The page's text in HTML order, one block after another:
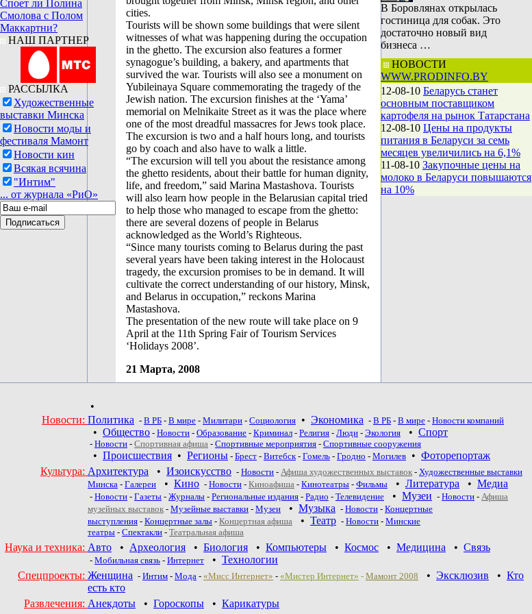
Споет ли Полина
Смолова с Полом
Маккартни?
НАШ ПАРТНЕР
РАССЫЛКА
Художественные
выставки Минска
Новости моды и
фестиваля Мамонт
Новости кин
Всякая всячина
"Интим"
... от журнала «РиО»
cities.
Tourists will be shown some buildings that were silent
witnesses of what was happening during the occupation
in the ghetto. The excursion also features a former
synagogue’s building, a bakery, and apartments that
survived the war. Tourists will also see a monument on
Yubileinaya Square commemorating the tragedy of the
Jewish nation. The excursion finishes at the ‘Yama’
memorial on Melnikaite Street as it was the place where
one of the most dreadful massacres for Jews took place.
The excursion is two and a half hours long, and tourists
go by coach and also have to walk a little.
“The excursion will tell you about the resistance among
the ghetto residents, about their battle for human dignity,
life, and freedom,” said Marina Mastashova. Tourists
will also learn how people in the Belarusian capital tried
to help those who managed to escape from the ghetto:
there are several dozens of people in Belarus
acknowledged as the World’s Righteous.
“Since many tourists coming to Belarus during the past
several years have been taking interest in the Holocaust
tragedy, the excursion promises to be in demand. It will
cultivate the correct understanding of our history, Minsk,
and Belarus in occupation,” reckons Marina
Mastashova.
The presentation of the new route will take place on 9
April at the 11th Spring Fair of Tourism Services
‘Holidays 2008’.
21 Марта, 2008
В Боровлянах открылась
гостиница для собак. Это
достаточно новый вид
бизнеса …
НОВОСТИ
WWW.PRODINFO.BY
12-08-10 Беларусь станет
основным поставщиком
картофеля на рынок Татарстана
12-08-10 Цены на продукты
питания в Беларуси за семь
месяцев увеличились на 6,1%
11-08-10 Закупочные цены на
молоко в Беларуси повышаются
на 10%
•
Новости: Политика - В РБ - В мире - Милитари - Социология • Экономика - В РБ - В мире - Новости компаний
• Общество - Новости - Образование - Криминал - Религия - Люди - Экология • Спорт
- Новости - Спортивная афиша - Спортивные мероприятия - Спортивные сооружения
• Происшествия • Регионы - Брест - Витебск- Гомель - Гродно - Могилев • Фоторепортаж
Культура: Архитектура • Изоискусство - Новости - Афиша художественных выставок - Художественные выставки
Минска - Галереи • Кино - Новости - Киноафиша - Кинотеатры - Фильмы • Литература • Медиа
- Новости - Газеты - Журналы - Региональные издания - Радио - Телевидение • Музеи - Новости - Афиша
музейных выставок - Музейные выставки - Музеи • Музыка - Новости - Концертные
выступления - Концертные залы - Концертная афиша • Театр - Новoсти - Минские
театры - Спектакли - Театральная афиша
Наука и техника: Авто • Археология • Биология • Компьютеры • Космос • Медицина • Связь
- Мобильная связь - Интернет • Технологии
Спецпроекты: Женщина - Интим - Мода - «Мисс Интернет» - «Мистер Интернет» - Мамонт 2008 • Эксклюзив • Кто
есть кто
Развлечения: Анекдоты • Гороскопы • Карикатуры